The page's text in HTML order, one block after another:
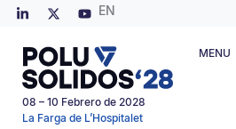
EN
08 – 10 Febrero de 2028
La Farga de L’Hospitalet
MENU